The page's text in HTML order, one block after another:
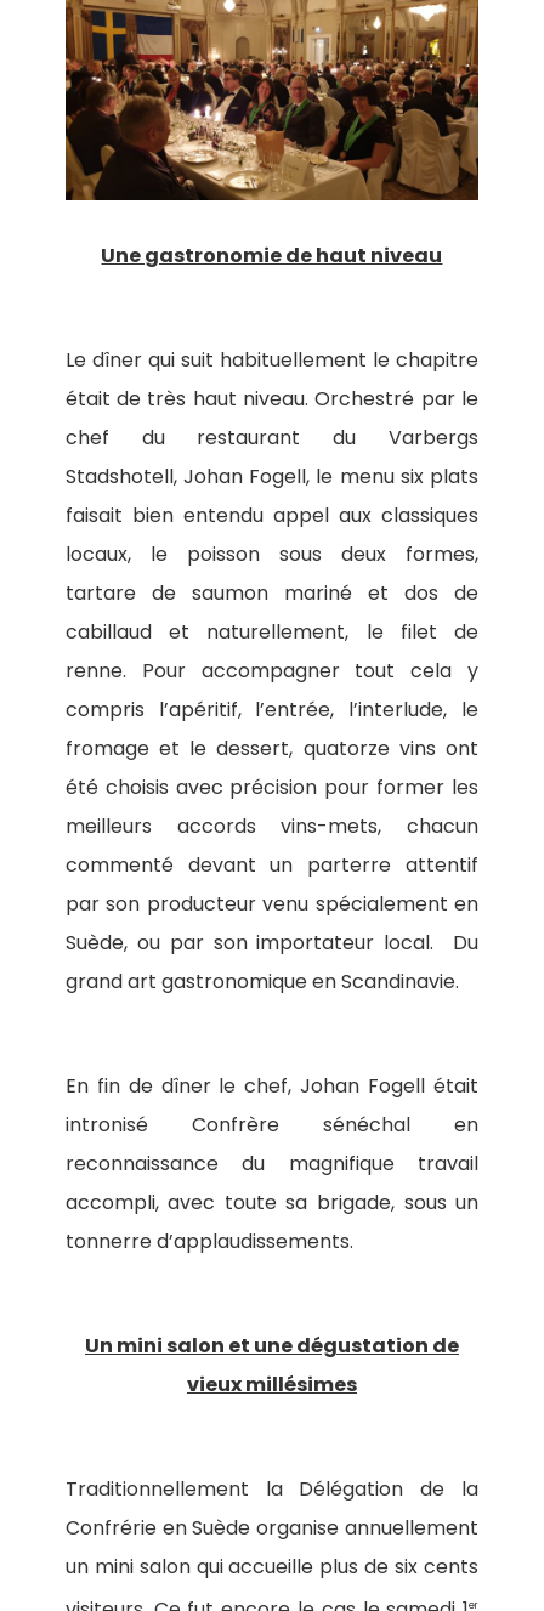
Une gastronomie de haut niveau
Le dîner qui suit habituellement le chapitre
était de très haut niveau. Orchestré par le
chef du restaurant du Varbergs
Stadshotell, Johan Fogell, le menu six plats
faisait bien entendu appel aux classiques
locaux, le poisson sous deux formes,
tartare de saumon mariné et dos de
cabillaud et naturellement, le filet de
renne. Pour accompagner tout cela y
compris l’apéritif, l’entrée, l’interlude, le
fromage et le dessert, quatorze vins ont
été choisis avec précision pour former les
meilleurs accords vins-mets, chacun
commenté devant un parterre attentif
par son producteur venu spécialement en
Suède, ou par son importateur local.
Du
grand art gastronomique en Scandinavie.
En fin de dîner le chef, Johan Fogell était
intronisé Confrère sénéchal en
reconnaissance du magnifique travail
accompli, avec toute sa brigade, sous un
tonnerre d’applaudissements.
Un mini salon et une dégustation de
vieux millésimes
Traditionnellement la Délégation de la
Confrérie en Suède organise annuellement
un mini salon qui accueille plus de six cents
er